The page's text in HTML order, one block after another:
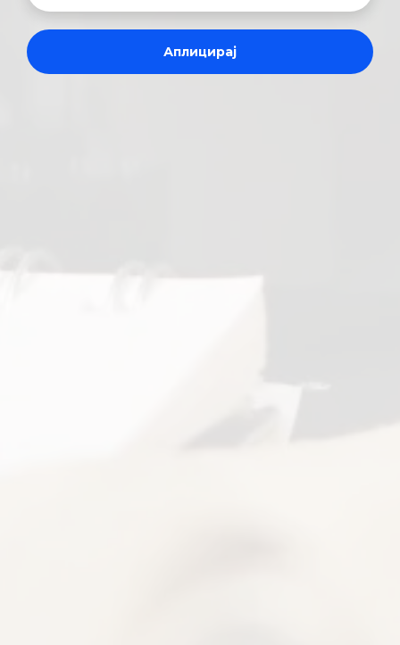
Аплицирај